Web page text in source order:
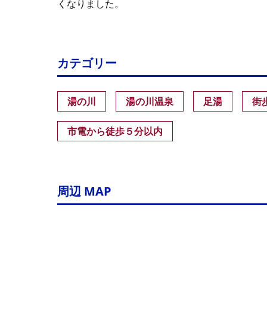
くなりました。
カテゴリー
湯の川 湯の川温泉 足湯 街
市電から徒歩５分以内
周辺 MAP